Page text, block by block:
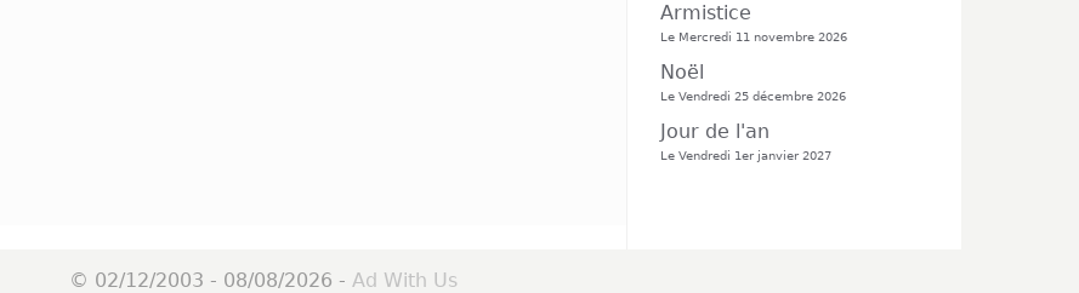
Armistice
Le Mercredi 11 novembre 2026
Noël
Le Vendredi 25 décembre 2026
Jour de l'an
Le Vendredi 1er janvier 2027
© 02/12/2003 - 08/08/2026 - Ad With Us